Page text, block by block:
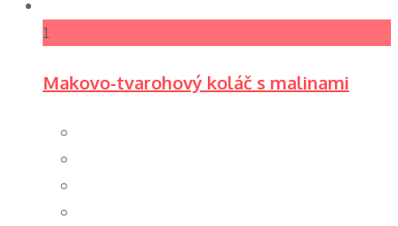
1
Makovo-tvarohový koláč s malinami